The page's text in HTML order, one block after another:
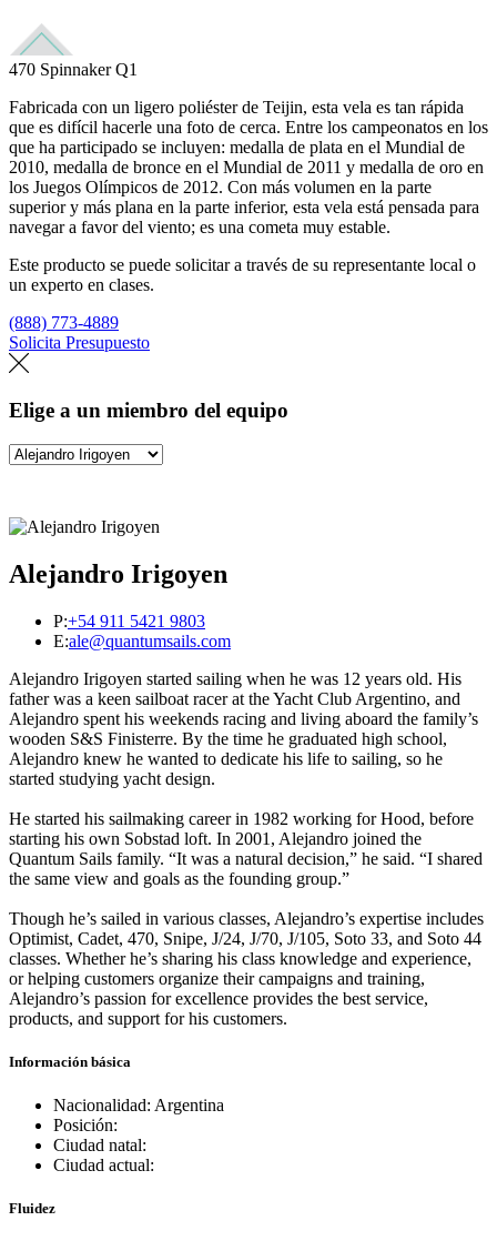
470 Spinnaker Q1
Fabricada con un ligero poliéster de Teijin, esta vela es tan rápida
que es difícil hacerle una foto de cerca. Entre los campeonatos en los
que ha participado se incluyen: medalla de plata en el Mundial de
2010, medalla de bronce en el Mundial de 2011 y medalla de oro en
los Juegos Olímpicos de 2012. Con más volumen en la parte
superior y más plana en la parte inferior, esta vela está pensada para
navegar a favor del viento; es una cometa muy estable.
Este producto se puede solicitar a través de su representante local o
un experto en clases.
(888) 773-4889
Solicita Presupuesto
Elige a un miembro del equipo
Alejandro Irigoyen
P:+54 911 5421 9803
E:ale@quantumsails.com
Alejandro Irigoyen started sailing when he was 12 years old. His
father was a keen sailboat racer at the Yacht Club Argentino, and
Alejandro spent his weekends racing and living aboard the family’s
wooden S&S Finisterre. By the time he graduated high school,
Alejandro knew he wanted to dedicate his life to sailing, so he
started studying yacht design.
He started his sailmaking career in 1982 working for Hood, before
starting his own Sobstad loft. In 2001, Alejandro joined the
Quantum Sails family. “It was a natural decision,” he said. “I shared
the same view and goals as the founding group.”
Though he’s sailed in various classes, Alejandro’s expertise includes
Optimist, Cadet, 470, Snipe, J/24, J/70, J/105, Soto 33, and Soto 44
classes. Whether he’s sharing his class knowledge and experience,
or helping customers organize their campaigns and training,
Alejandro’s passion for excellence provides the best service,
products, and support for his customers.
Información básica
Nacionalidad: Argentina
Posición:
Ciudad natal:
Ciudad actual:
Fluidez